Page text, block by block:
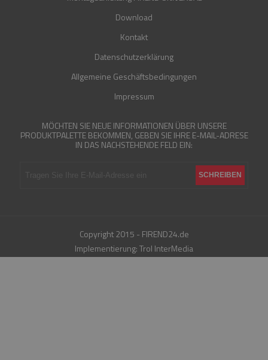
Download
Kontakt
Datenschutzerklärung
Allgemeine Geschäftsbedingungen
Impressum
MÖCHTEN SIE NEUE INFORMATIONEN ÜBER UNSERE
PRODUKTPALETTE BEKOMMEN, GEBEN SIE IHRE E-MAIL-ADRESE
IN DAS NACHSTEHENDE FELD EIN:
Copyright 2015 - FIREND24.de
Implementierung:Trol InterMedia